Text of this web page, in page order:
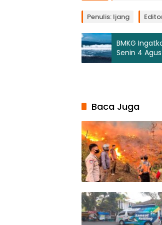
Penulis: Ijang
BMKG
Senin 4
Baca Juga